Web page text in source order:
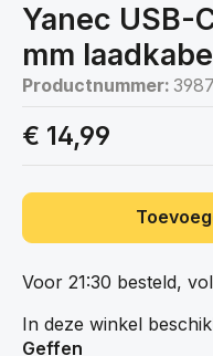
Yanec USB-
mm
Productnummer:
€ 14,99
Voor 21:30 besteld,
In deze winkel
Geffen